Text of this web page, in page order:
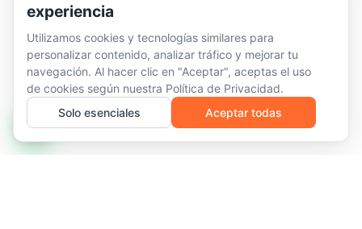
experiencia
Utilizamos cookies y tecnologías similares para
personalizar contenido, analizar tráfico y mejorar tu
navegación. Al hacer clic en "Aceptar", aceptas el uso
de cookies según nuestra Política de Privacidad.
Solo esenciales
Aceptar todas